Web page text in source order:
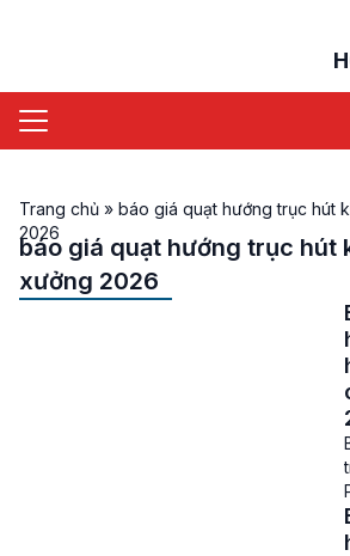
Trang chủ » báo giá quạt hướng trục hút
2026
báo giá quạt hướng trục hút
xưởng 2026